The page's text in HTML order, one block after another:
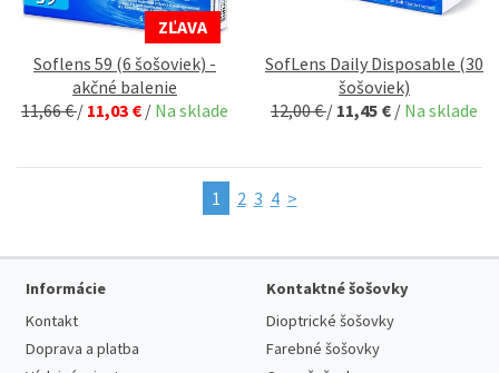
ZĽAVA
Soflens 59 (6 šošoviek) -
akčné balenie
11,66 €/ 11,03 € / Na sklade
SofLens Daily Disposable (30
šošoviek)
12,00 €/ 11,45 € / Na sklade
1 2 3 4 >
Informácie
Kontakt
Doprava a platba
Kontaktné šošovky
Dioptrické šošovky
Farebné šošovky